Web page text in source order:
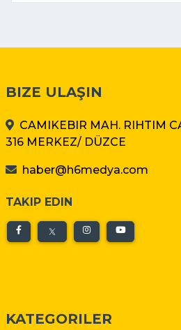
BIZE ULAŞIN
CAMIKEBIR MAH. RIHTIM
316 MERKEZ/ DÜZCE
haber@h6medya.com
TAKIP EDIN
KATEGORILER